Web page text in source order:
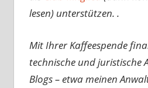
lesen) unterstützen. .
Mit Ihrer Kaffeespende
technische und juristische
Blogs – etwa meinen